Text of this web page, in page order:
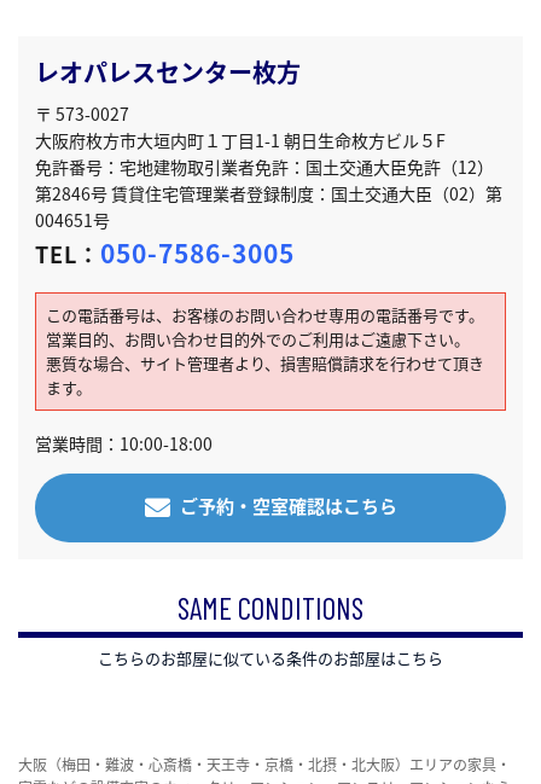
レオパレスセンター枚方
〒 573-0027
大阪府枚方市大垣内町１丁目1-1 朝日生命枚方ビル５F
免許番号：宅地建物取引業者免許：国土交通大臣免許（12）
第2846号 賃貸住宅管理業者登録制度：国土交通大臣（02）第
004651号
TEL： 050-7586-3005
この電話番号は、お客様のお問い合わせ専用の電話番号です。
営業目的、お問い合わせ目的外でのご利用はご遠慮下さい。
悪質な場合、サイト管理者より、損害賠償請求を行わせて頂き
ます。
営業時間：10:00-18:00
ご予約・空室確認はこちら
SAME CONDITIONS
こちらのお部屋に似ている条件のお部屋はこちら
大阪（梅田・難波・心斎橋・天王寺・京橋・北摂・北大阪）エリアの家具・